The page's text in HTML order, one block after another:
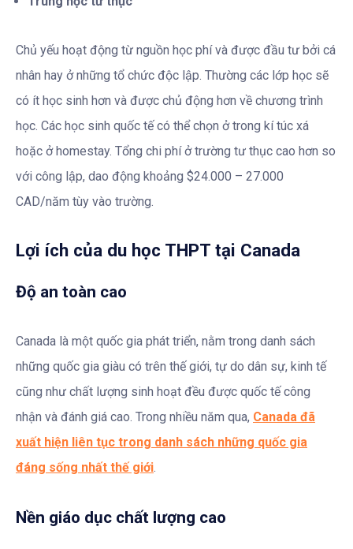
Chủ yếu hoạt động từ nguồn học phí và được đầu tư bởi cá
nhân hay ở những tổ chức độc lập. Thường các lớp học sẽ
có ít học sinh hơn và được chủ động hơn về chương trình
học. Các học sinh quốc tế có thể chọn ở trong kí túc xá
hoặc ở homestay. Tổng chi phí ở trường tư thục cao hơn so
với công lập, dao động khoảng $24.000 – 27.000
CAD/năm tùy vào trường.
Lợi ích của du học THPT tại Canada
Độ an toàn cao
Canada là một quốc gia phát triển, nằm trong danh sách
những quốc gia giàu có trên thế giới, tự do dân sự, kinh tế
cũng như chất lượng sinh hoạt đều được quốc tế công
nhận và đánh giá cao. Trong nhiều năm qua, Canada đã
xuất hiện liên tục trong danh sách những quốc gia
đáng sống nhất thế giới.
Nền giáo dục chất lượng cao